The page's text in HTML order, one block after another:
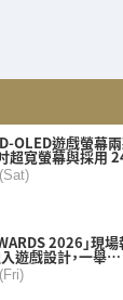
OLED遊戲螢幕
超寬螢幕與採用
2026」現
入遊戲設計，一舉…